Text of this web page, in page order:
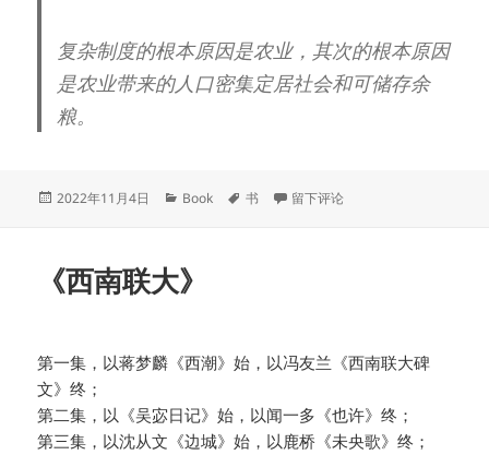
复杂制度的根本原因是农业，其次的根本原因
是农业带来的人口密集定居社会和可储存余
粮。
发
2022年11月4日
分
Book
标
书 于《枪炮、病菌与钢铁：人类社
留下评论
《西南联大》
第一集，以蒋梦麟《西潮》始，以冯友兰《西南联大碑
文》终；
第二集，以《吴宓日记》始，以闻一多《也许》终；
第三集，以沈从文《边城》始，以鹿桥《未央歌》终；